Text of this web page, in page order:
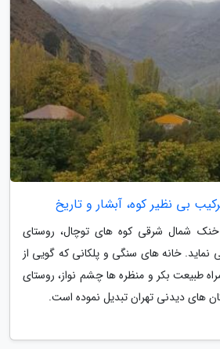
بی نظیر کوه، آبشار و تاریخ
شمال شرقی کوه های توچال، روستای
نماید. خانه های سنگی و پلکانی که گویی از
طبیعت بکر و منظره ها چشم نواز، روستای
های دیدنی تهران تبدیل نموده است.